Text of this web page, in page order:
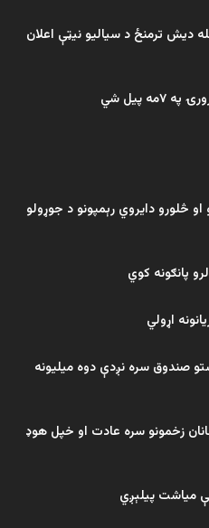
دیش ترمنځ د سیالیو نیټې اعلان
څلورو دایروي رېمپونو د جوړولو
اړولي
صندوق سره نږدې دوه میلیونه
زخمونو سره عادت او خپل هوډ
میاشت پیلېږي